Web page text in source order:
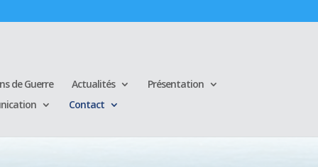
de Guerre Actualités
Présentation
Contact